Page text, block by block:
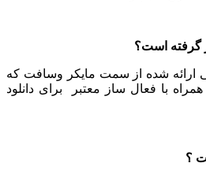
شده از سمت مایکر وسافت که
فعال ساز معتبر برای دانلود